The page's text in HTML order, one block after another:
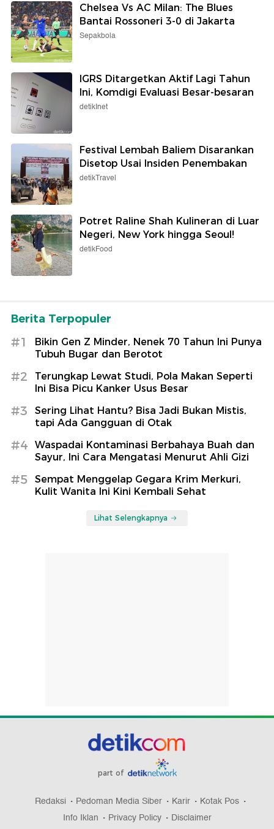
Chelsea Vs AC Milan: The Blues
Bantai Rossoneri 3-0 di Jakarta
Sepakbola
IGRS Ditargetkan Aktif Lagi Tahun
Ini, Komdigi Evaluasi Besar-besaran
detikInet
Festival Lembah Baliem Disarankan
Disetop Usai Insiden Penembakan
detikTravel
Potret Raline Shah Kulineran di Luar
Negeri, New York hingga Seoul!
detikFood
Berita Terpopuler
#1
Bikin Gen Z Minder, Nenek 70 Tahun Ini Punya
Tubuh Bugar dan Berotot
#2
Terungkap Lewat Studi, Pola Makan Seperti
Ini Bisa Picu Kanker Usus Besar
#3
Sering Lihat Hantu? Bisa Jadi Bukan Mistis,
tapi Ada Gangguan di Otak
#4
Waspadai Kontaminasi Berbahaya Buah dan
Sayur, Ini Cara Mengatasi Menurut Ahli Gizi
#5
Sempat Menggelap Gegara Krim Merkuri,
Kulit Wanita Ini Kini Kembali Sehat
Lihat Selengkapnya
part of
Redaksi Pedoman Media Siber Karir
Kotak Pos
Info Iklan
Privacy Policy Disclaimer